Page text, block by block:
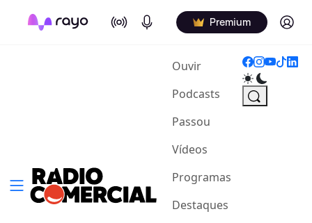
On Air Podcasts Premium Log in
Ouvir(current)
Podcasts
Passou
Vídeos
Programas
Destaques